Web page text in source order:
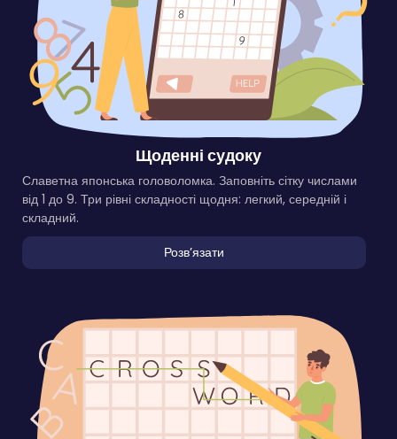
Щоденні судоку
Славетна японська головоломка. Заповніть сітку числами
від 1 до 9. Три рівні складності щодня: легкий, середній і
складний.
Розвʼязати